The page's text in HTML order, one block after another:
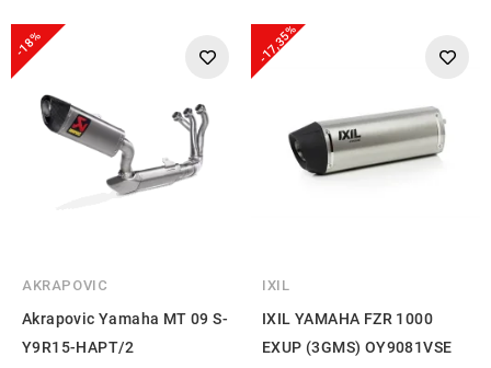
-18%
AKRAPOVIC
Akrapovic Yamaha MT 09 S-
Y9R15-HAPT/2
-17,35%
IXIL
IXIL YAMAHA FZR 1000
EXUP (3GMS) OY9081VSE